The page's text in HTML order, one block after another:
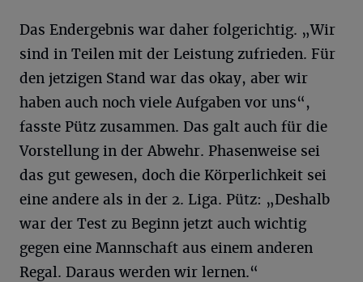
Das Endergebnis war daher folgerichtig. „Wir
sind in Teilen mit der Leistung zufrieden. Für
den jetzigen Stand war das okay, aber wir
haben auch noch viele Aufgaben vor uns“,
fasste Pütz zusammen. Das galt auch für die
Vorstellung in der Abwehr. Phasenweise sei
das gut gewesen, doch die Körperlichkeit sei
eine andere als in der 2. Liga. Pütz: „Deshalb
war der Test zu Beginn jetzt auch wichtig
gegen eine Mannschaft aus einem anderen
Regal. Daraus werden wir lernen.“